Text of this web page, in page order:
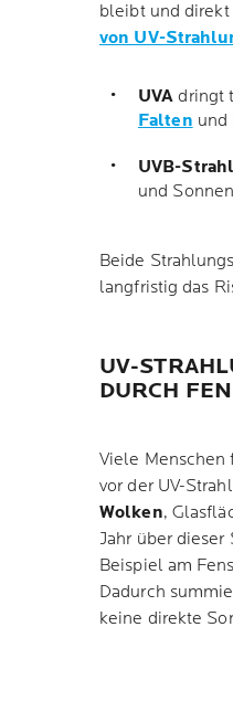
bleibt und direkt
von UV-
UVA dringt
Falten und
UVB-
und
Beide
langfristig das
UV-
DURCH
Viele Menschen
vor der UV-
Wolken,
Jahr über
Beispiel am
Dadurch
keine direkte